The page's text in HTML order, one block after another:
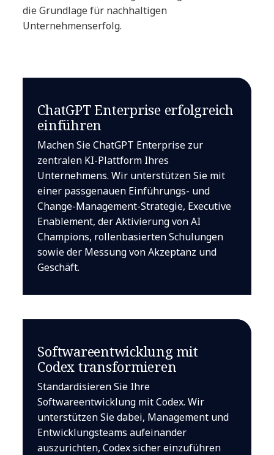
die Grundlage für nachhaltigen
Unternehmenserfolg.
ChatGPT Enterprise erfolgreich
einführen
Machen Sie ChatGPT Enterprise zur
zentralen KI-Plattform Ihres
Unternehmens. Wir unterstützen Sie mit
einer passgenauen Einführungs- und
Change-Management-Strategie, Executive
Enablement, der Aktivierung von AI
Champions, rollenbasierten Schulungen
sowie der Messung von Akzeptanz und
Geschäft.
Softwareentwicklung mit
Codex transformieren
Standardisieren Sie Ihre
Softwareentwicklung mit Codex. Wir
unterstützen Sie dabei, Management und
Entwicklungsteams aufeinander
auszurichten, Codex sicher einzuführen